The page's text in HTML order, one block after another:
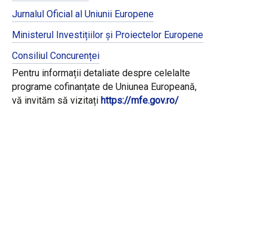
Jurnalul Oficial al Uniunii Europene
Ministerul Investițiilor și Proiectelor Europene
Consiliul Concurenței
Pentru informații detaliate despre celelalte
programe cofinanțate de Uniunea Europeană,
vă invităm să vizitați https://mfe.gov.ro/